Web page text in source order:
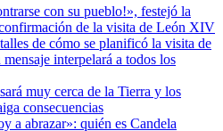
con su pueblo!», festejó la
de la visita de León XIV
de cómo se planificó la visita de
interpelará a todos los
muy cerca de la Tierra y los
consecuencias
a abrazar»: quién es Candela